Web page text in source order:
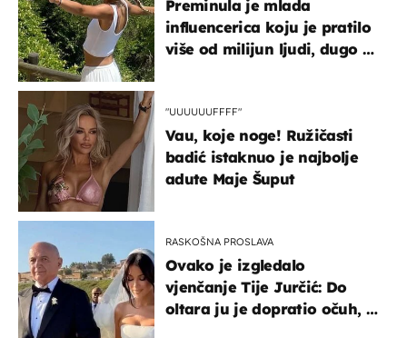
Preminula je mlada
influencerica koju je pratilo
više od milijun ljudi, dugo se
"UUUUUUFFFF"
Vau, koje noge! Ružičasti
badić istaknuo je najbolje
adute Maje Šuput
RASKOŠNA PROSLAVA
Ovako je izgledalo
vjenčanje Tije Jurčić: Do
oltara ju je dopratio očuh, a